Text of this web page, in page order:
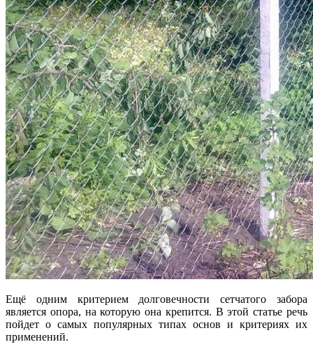
Ещё одним критерием долговечности сетчатого забора
является опора, на которую она крепится. В этой статье речь
пойдет о самых популярных типах основ и критериях их
применений.